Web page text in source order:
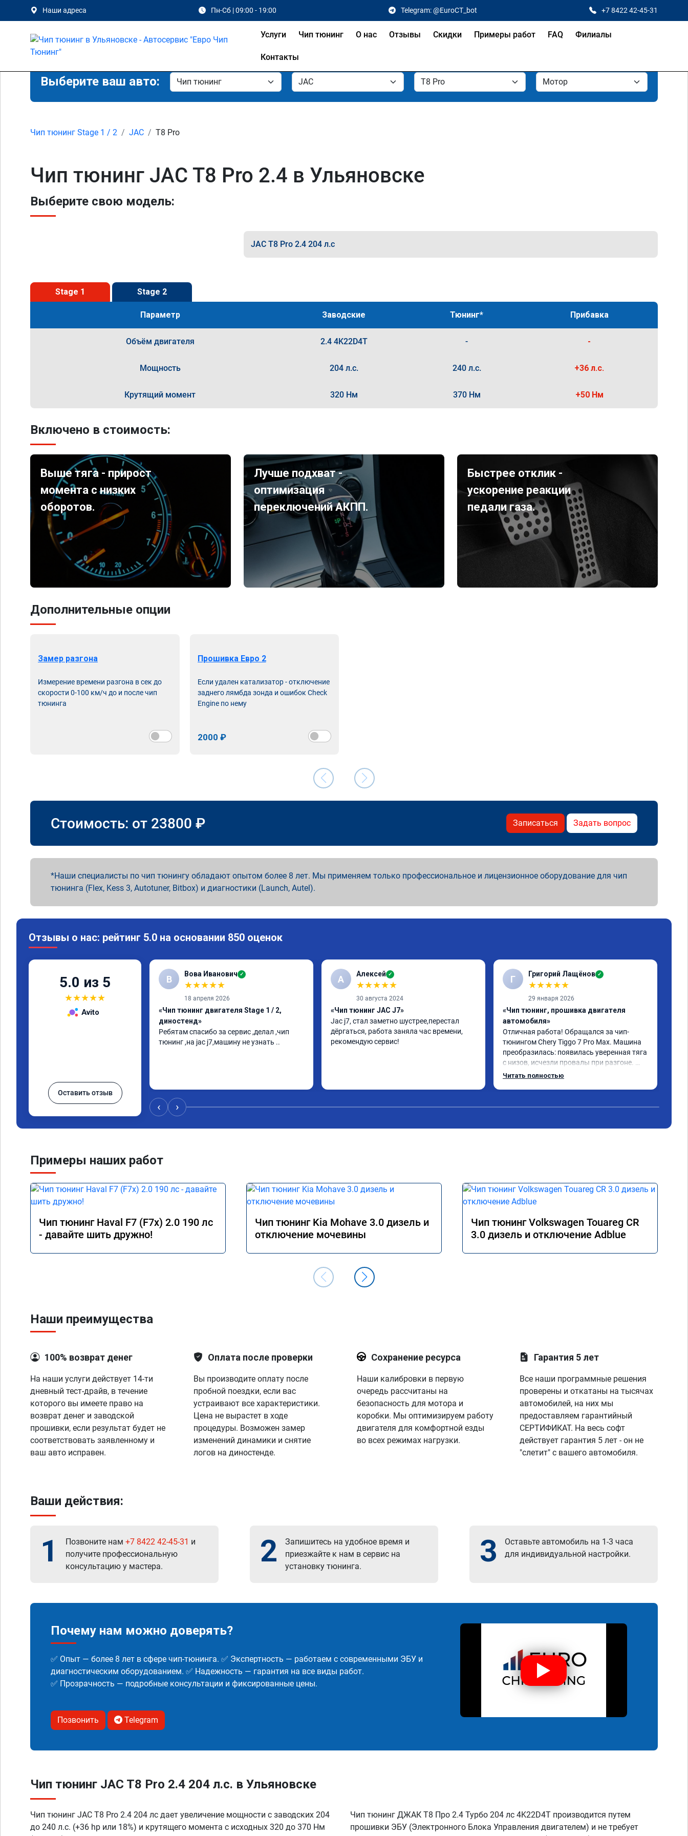
Наши адреса Пн-Сб | 09:00 - 19:00 Telegram: @EuroCT_bot +7 8422 42-45-31
Услуги Чип тюнинг О нас Отзывы Скидки Примеры работ FAQ Филиалы
Контакты
Выберите ваш авто:
Чип тюнинг Stage 1 / 2 JAC T8 Pro
Чип тюнинг JAC T8 Pro 2.4 в Ульяновске
Выберите свою модель:
JAC T8 Pro 2.4 204 л.с
Stage 1 Stage 2
Параметр Заводские Тюнинг* Прибавка
Объём двигателя 2.4 4K22D4T - -
Мощность 204 л.с. 240 л.с. +36 л.с.
Крутящий момент 320 Нм 370 Нм +50 Нм
Включено в стоимость:
Выше тяга - прирост
момента с низких
оборотов.
Лучше подхват -
оптимизация
переключений АКПП.
Быстрее отклик -
ускорение реакции
педали газа.
Дополнительные опции
Замер разгона
Измерение времени разгона в сек до
скорости 0-100 км/ч до и после чип
тюнинга
Прошивка Евро 2
Если удален катализатор - отключение
заднего лямбда зонда и ошибок Check
Engine по нему
2000 ₽
Стоимость: от 23800 ₽ Записаться Задать вопрос
Наши специалисты по чип тюнингу обладают опытом более 8 лет. Мы применяем только профессиональное и лицензионное оборудование для чип
тюнинга (Flex, Kess 3, Autotuner, Bitbox) и диагностики (Launch, Autel).
Отзывы о нас: рейтинг 5.0 на основании 850 оценок
5.0 из 5
★★★★★
Avito
Оставить отзыв
В Вова Иванович ✓
★★★★★
18 апреля 2026
«Чип тюнинг двигателя Stage 1 / 2,
диностенд»
Ребятам спасибо за сервис ,делал ,чип
тюнинг ,на jac j7,машину не узнать ..
А Алексей ✓
★★★★★
30 августа 2024
«Чип тюнинг JAC J7»
Jac j7, стал заметно шустрее,перестал
дёргаться, работа заняла час времени,
рекомендую сервис!
Г Григорий Лащёнов ✓
★★★★★
29 января 2026
«Чип тюнинг, прошивка двигателя
автомобиля»
Отличная работа! Обращался за чип-
тюнингом Chery Tiggo 7 Pro Max. Машина
преобразилась: появилась уверенная тяга
с низов, исчезли провалы при разгоне.
Расход в спокойном режиме даже немного
Читать полностью
‹ ›
Примеры наших работ
Чип тюнинг Haval F7 (F7x) 2.0 190 лс
- давайте шить дружно!
Чип тюнинг Kia Mohave 3.0 дизель и
отключение мочевины
Чип тюнинг Volkswagen Touareg CR
3.0 дизель и отключение Adblue
Наши преимущества
100% возврат денег
На наши услуги действует 14-ти
дневный тест-драйв, в течение
которого вы имеете право на
возврат денег и заводской
прошивки, если результат будет не
соответствовать заявленному и
ваш авто исправен.
Оплата после проверки
Вы производите оплату после
пробной поездки, если вас
устраивают все характеристики.
Цена не вырастет в ходе
процедуры. Возможен замер
изменений динамики и снятие
логов на диностенде.
Сохранение ресурса
Наши калибровки в первую
очередь рассчитаны на
безопасность для мотора и
коробки. Мы оптимизируем работу
двигателя для комфортной езды
во всех режимах нагрузки.
Гарантия 5 лет
Все наши программные решения
проверены и откатаны на тысячах
автомобилей, на них мы
предоставляем гарантийный
СЕРТИФИКАТ. На весь софт
действует гарантия 5 лет - он не
"слетит" с вашего автомобиля.
Ваши действия:
1 Позвоните нам +7 8422 42-45-31 и
получите профессиональную
консультацию у мастера.
2
Запишитесь на удобное время и
приезжайте к нам в сервис на
установку тюнинга.
3
Оставьте автомобиль на 1-3 часа
для индивидуальной настройки.
Почему нам можно доверять?
✅ Опыт — более 8 лет в сфере чип-тюнинга. ✅ Экспертность — работаем с современными ЭБУ и
диагностическим оборудованием. ✅ Надежность — гарантия на все виды работ.
✅ Прозрачность — подробные консультации и фиксированные цены.
Позвонить Telegram
Чип тюнинг JAC T8 Pro 2.4 204 л.с. в Ульяновске
Чип тюнинг JAC T8 Pro 2.4 204 лс дает увеличение мощности с заводских 204
до 240 л.с. (+36 hp или 18%) и крутящего момента с исходных 320 до 370 Нм
Чип тюнинг ДЖАК Т8 Про 2.4 Турбо 204 лс 4K22D4T производится путем
прошивки ЭБУ (Электронного Блока Управления двигателем) и не требует